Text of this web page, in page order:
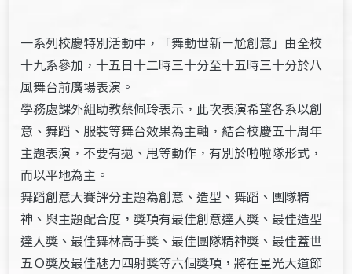
一系列校慶特別活動中，「舞動世新－尬創意」由全校
十九系參加，十五日十二時三十分至十五時三十分於八
風舞台前廣場表演。
學務處課外組助教蔡佩玲表示，此次表演希望各系以創
意、舞蹈、服裝等舞台效果為主軸，結合校慶五十周年
主題表演，不要有拋、甩等動作，有別於啦啦隊形式，
而以平地為主。
舞蹈創意大賽評分主題為創意、造型、舞蹈、團隊精
神、與主題配合度，獎項有最佳創意達人獎、最佳造型
達人獎、最佳舞林高手獎、最佳團隊精神獎、最佳蓋世
五Ｏ獎及最佳魅力四射獎等六個獎項，將在星光大道節